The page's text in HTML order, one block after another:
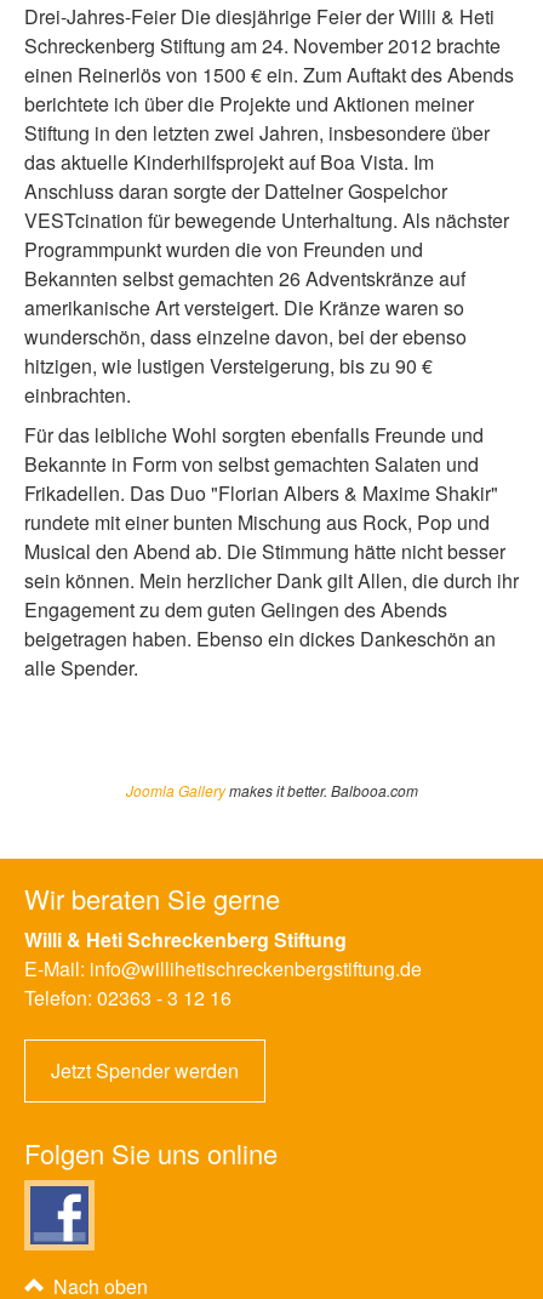
Drei-Jahres-Feier Die diesjährige Feier der Willi & Heti
Schreckenberg Stiftung am 24. November 2012 brachte
einen Reinerlös von 1500 € ein. Zum Auftakt des Abends
berichtete ich über die Projekte und Aktionen meiner
Stiftung in den letzten zwei Jahren, insbesondere über
das aktuelle Kinderhilfsprojekt auf Boa Vista. Im
Anschluss daran sorgte der Dattelner Gospelchor
VESTcination für bewegende Unterhaltung. Als nächster
Programmpunkt wurden die von Freunden und
Bekannten selbst gemachten 26 Adventskränze auf
amerikanische Art versteigert. Die Kränze waren so
wunderschön, dass einzelne davon, bei der ebenso
hitzigen, wie lustigen Versteigerung, bis zu 90 €
einbrachten.
Für das leibliche Wohl sorgten ebenfalls Freunde und
Bekannte in Form von selbst gemachten Salaten und
Frikadellen. Das Duo "Florian Albers & Maxime Shakir"
rundete mit einer bunten Mischung aus Rock, Pop und
Musical den Abend ab. Die Stimmung hätte nicht besser
sein können. Mein herzlicher Dank gilt Allen, die durch ihr
Engagement zu dem guten Gelingen des Abends
beigetragen haben. Ebenso ein dickes Dankeschön an
alle Spender.
Joomla Gallerymakes it better. Balbooa.com
Wir beraten Sie gerne
Willi & Heti Schreckenberg Stiftung
E-Mail: info@willihetischreckenbergstiftung.de
Telefon: 02363 - 3 12 16
Jetzt Spender werden
Folgen Sie uns online
Nach oben